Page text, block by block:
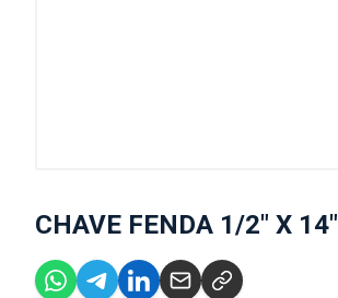
CHAVE FENDA 1/2" X 14"